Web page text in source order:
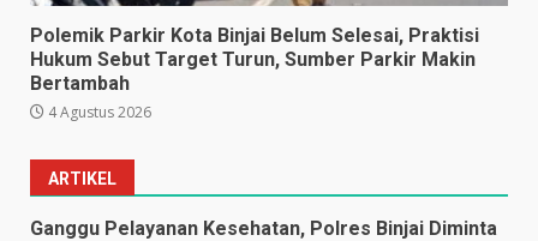
Polemik Parkir Kota Binjai Belum Selesai, Praktisi
Hukum Sebut Target Turun, Sumber Parkir Makin
Bertambah
4 Agustus 2026
ARTIKEL
Ganggu Pelayanan Kesehatan, Polres Binjai Diminta